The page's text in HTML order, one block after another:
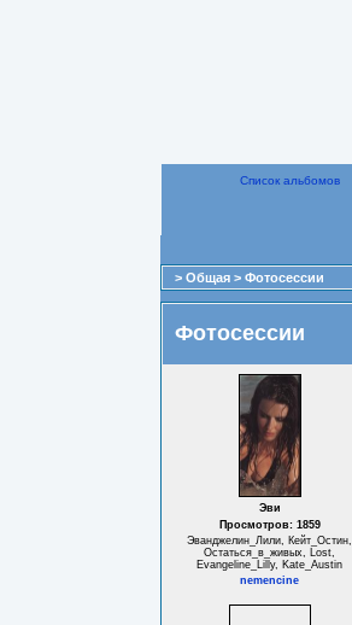
Список альбомов
> Общая > Фотосессии
Фотосессии
Эви
Просмотров: 1859
Эванджелин_Лили, Кейт_Остин,
Остаться_в_живых, Lost,
Evangeline_Lilly, Kate_Austin
nemencine